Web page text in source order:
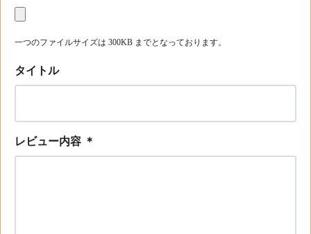
一つのファイルサイズは 300KB までとなっております。
タイトル
レビュー内容 ＊